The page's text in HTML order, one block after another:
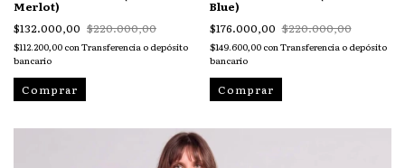
Merlot)
$132.000,00 $220.000,00
$112.200,00 con Transferencia o depósito
bancario
Comprar
Blue)
$176.000,00 $220.000,00
$149.600,00 con Transferencia o depósito
bancario
Comprar